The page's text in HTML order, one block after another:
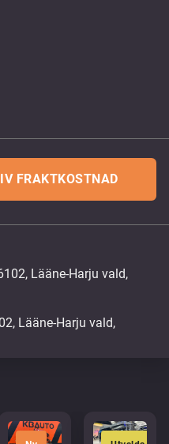
FRAKTKOSTNAD
Lääne-Harju vald,